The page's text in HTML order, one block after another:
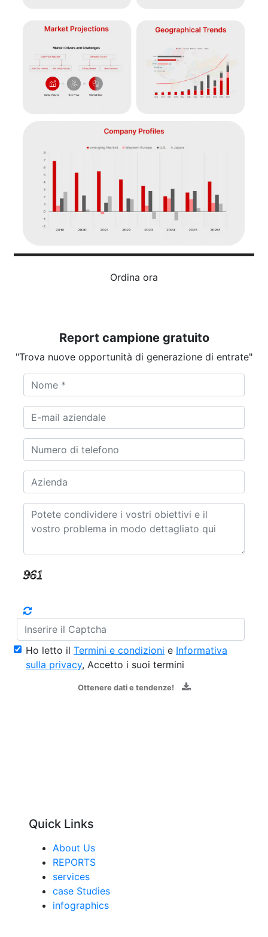
Ordina ora
Report campione gratuito
"Trova nuove opportunità di generazione di entrate"
Ho letto il Termini e condizioni e Informativa
sulla privacy, Accetto i suoi termini
Ottenere dati e tendenze!
Quick Links
About Us
REPORTS
services
case Studies
infographics